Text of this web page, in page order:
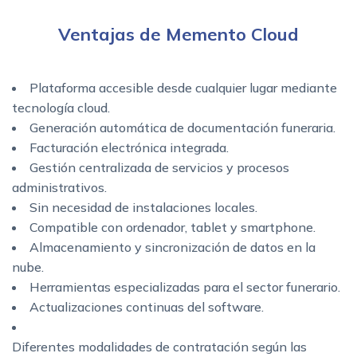
Ventajas de Memento Cloud
Plataforma accesible desde cualquier lugar mediante
tecnología cloud.
Generación automática de documentación funeraria.
Facturación electrónica integrada.
Gestión centralizada de servicios y procesos
administrativos.
Sin necesidad de instalaciones locales.
Compatible con ordenador, tablet y smartphone.
Almacenamiento y sincronización de datos en la
nube.
Herramientas especializadas para el sector funerario.
Actualizaciones continuas del software.
Diferentes modalidades de contratación según las